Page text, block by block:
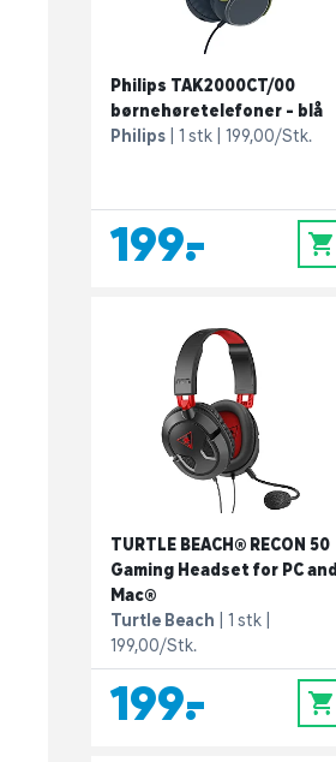
Philips TAK2000CT/00
børnehøretelefoner - blå
Philips
1 stk 199,00/Stk.
199,- 0
TURTLE BEACH® RECON 50
Gaming Headset for PC and
Mac®
Turtle Beach
1 stk
199,00/Stk.
199,- 0